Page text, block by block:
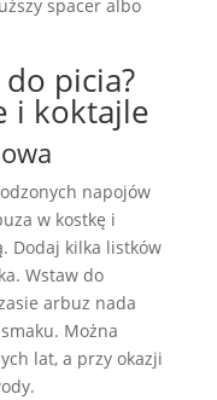
spacer albo
picia?
i koktajle
napojów
w kostkę i
Dodaj kilka listków
Wstaw do
arbuz nada
Można
lat, a przy okazji